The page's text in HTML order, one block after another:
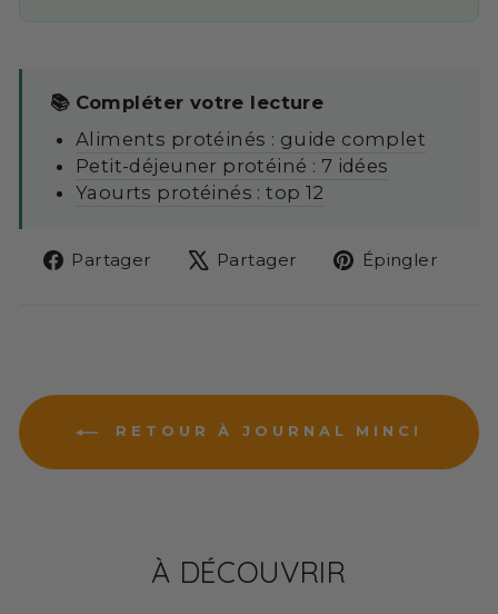
📚 Compléter votre lecture
Aliments protéinés : guide complet
Petit-déjeuner protéiné : 7 idées
Yaourts protéinés : top 12
Partager
PartagerPartager
TweeterÉpingler
RETOUR À JOURNAL MINCI
À DÉCOUVRIR